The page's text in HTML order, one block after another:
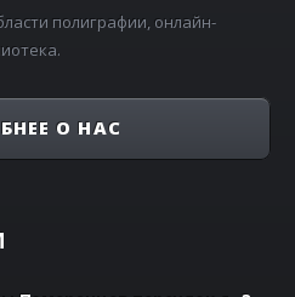
полиграфии, онлайн-
О НАС